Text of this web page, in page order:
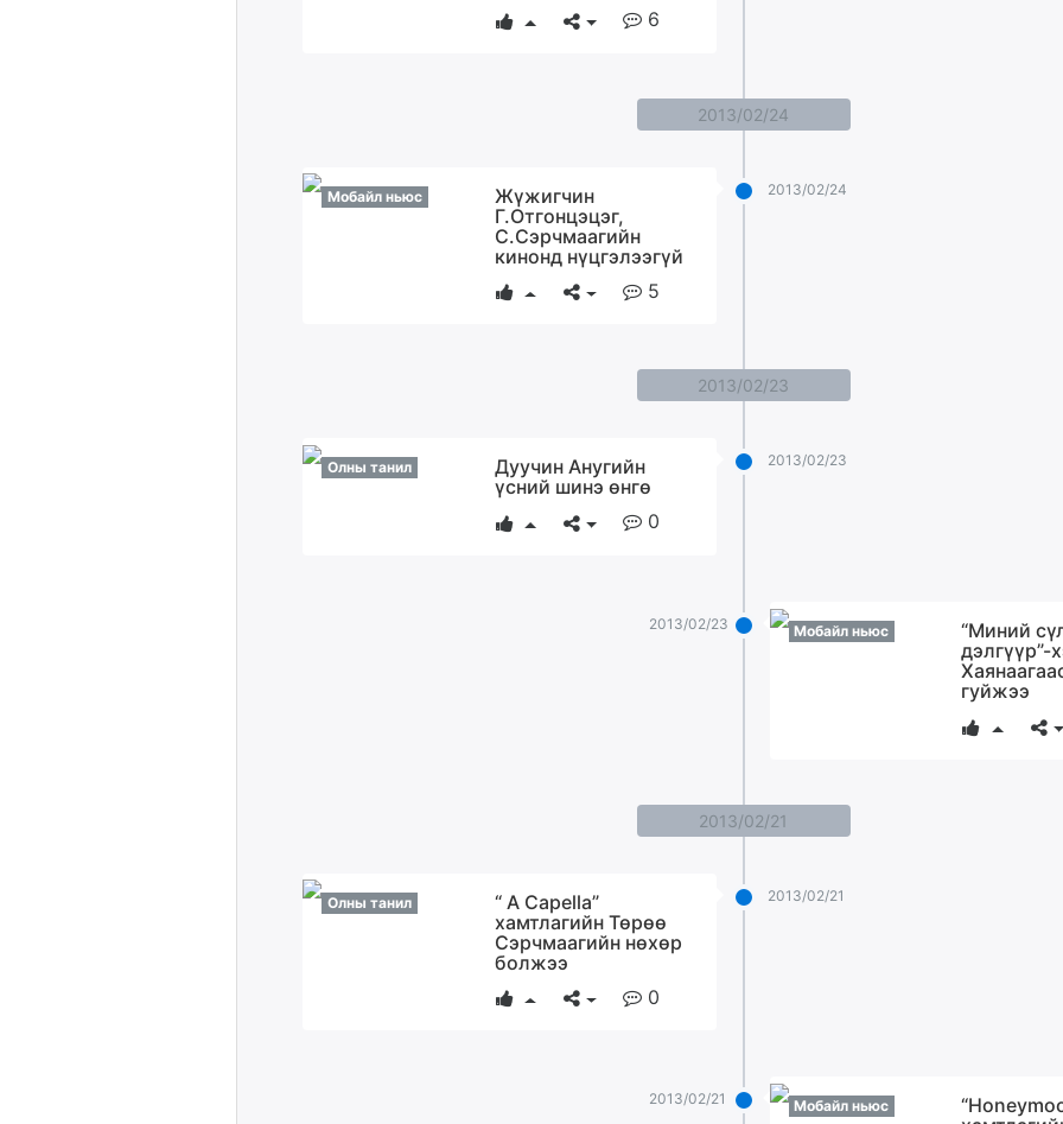
6
2013/02/24
2013/02/24
Мобайл ньюс
Жүжигчин
Г.Отгонцэцэг,
С.Сэрчмаагийн
кинонд нүцгэлээгүй
5
2013/02/23
2013/02/23
Олны танил
Дуучин Анугийн
үсний шинэ өнгө
0
2013/02/23 Мобайл ньюс
“Миний
дэлгүүр”-
гуйжээ
2013/02/21
2013/02/21
Олны танил
“ А Capella”
хамтлагийн Төрөө
Сэрчмаагийн нөхөр
болжээ
0
2013/02/21 Мобайл ньюс